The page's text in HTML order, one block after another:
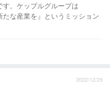
。ケップルグループは
たな産業を』というミッション
2022/12/29